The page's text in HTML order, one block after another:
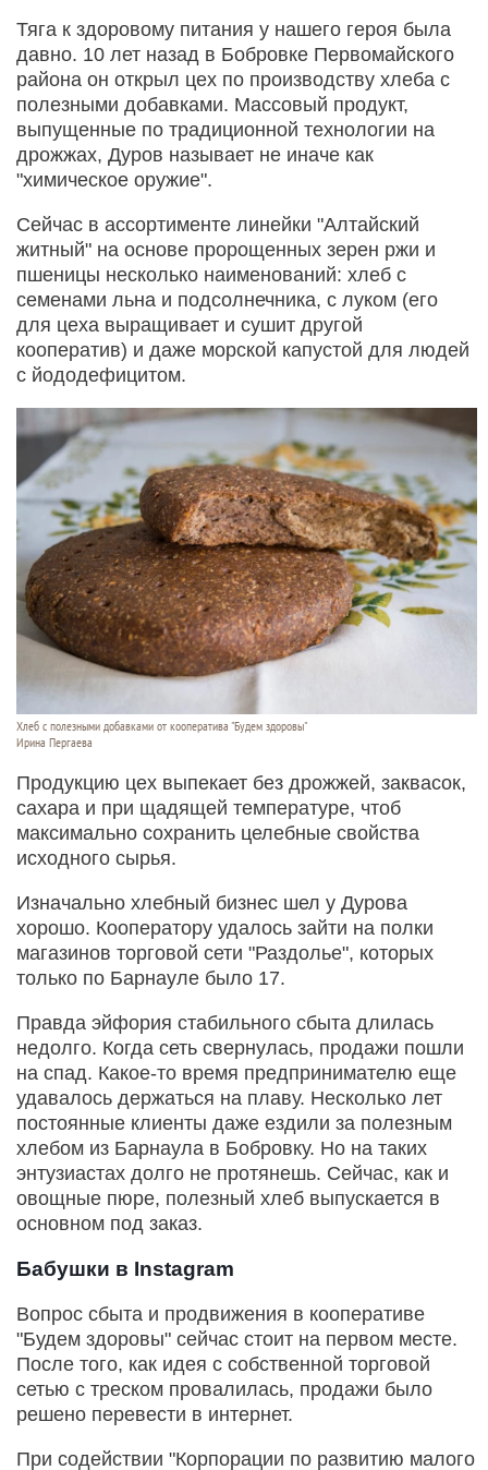
Тяга к здоровому питания у нашего героя была
давно. 10 лет назад в Бобровке Первомайского
района он открыл цех по производству хлеба с
полезными добавками. Массовый продукт,
выпущенные по традиционной технологии на
дрожжах, Дуров называет не иначе как
"химическое оружие".
Сейчас в ассортименте линейки "Алтайский
житный" на основе пророщенных зерен ржи и
пшеницы несколько наименований: хлеб с
семенами льна и подсолнечника, с луком (его
для цеха выращивает и сушит другой
кооператив) и даже морской капустой для людей
с йододефицитом.
Хлеб с полезными добавками от кооператива "Будем здоровы"
Ирина Пергаева
Продукцию цех выпекает без дрожжей, заквасок,
сахара и при щадящей температуре, чтоб
максимально сохранить целебные свойства
исходного сырья.
Изначально хлебный бизнес шел у Дурова
хорошо. Кооператору удалось зайти на полки
магазинов торговой сети "Раздолье", которых
только по Барнауле было 17.
Правда эйфория стабильного сбыта длилась
недолго. Когда сеть свернулась, продажи пошли
на спад. Какое-то время предпринимателю еще
удавалось держаться на плаву. Несколько лет
постоянные клиенты даже ездили за полезным
хлебом из Барнаула в Бобровку. Но на таких
энтузиастах долго не протянешь. Сейчас, как и
овощные пюре, полезный хлеб выпускается в
основном под заказ.
Бабушки в Instagram
Вопрос сбыта и продвижения в кооперативе
"Будем здоровы" сейчас стоит на первом месте.
После того, как идея с собственной торговой
сетью с треском провалилась, продажи было
решено перевести в интернет.
При содействии "Корпорации по развитию малого